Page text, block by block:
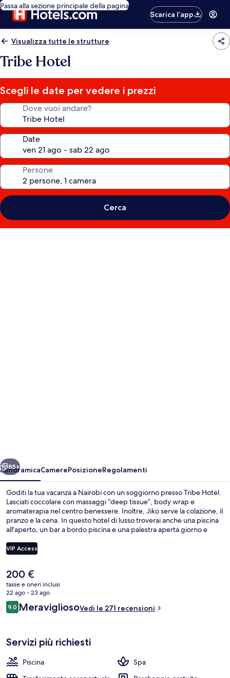
Passa alla sezione principale della pagina
Scarica l’app
Visualizza tutte le strutture
Tribe Hotel
Scegli le date per vedere i prezzi
Dove vuoi andare?
Date
Persone
Cerca
Avanti
85+
PanoramicaCamerePosizioneRegolamenti
Goditi la tua vacanza a Nairobi con un soggiorno presso Tribe Hotel.
Lasciati coccolare con massaggi “deep tissue”, body wrap e
aromaterapia nel centro benessere. Inoltre, Jiko serve la colazione, il
pranzo e la cena. In questo hotel di lusso troverai anche una piscina
all'aperto, un bar a bordo piscina e una palestra aperta giorno e
struttura.
VIP Access
Il
prezzo
attuale
è
200 €
200 €
tasse e oneri inclusi
22 ago - 23 ago
Recensioni
9,09,0 su 10
MeravigliosoVedi le 271 recensioni
Servizi più richiesti
Piscina
Spa